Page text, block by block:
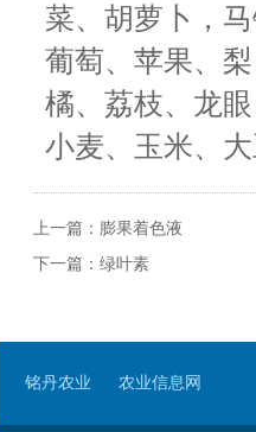
菜、胡萝卜，
葡萄、苹果、
橘、荔枝、龙
小麦、玉米、
上一篇： 膨果着色液
下一篇： 绿叶素
铭丹农业 农业信息网